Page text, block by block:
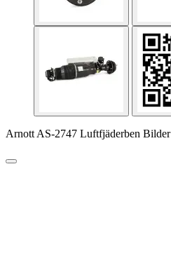
Arnott AS-2747 Luftfjäderben Bilder